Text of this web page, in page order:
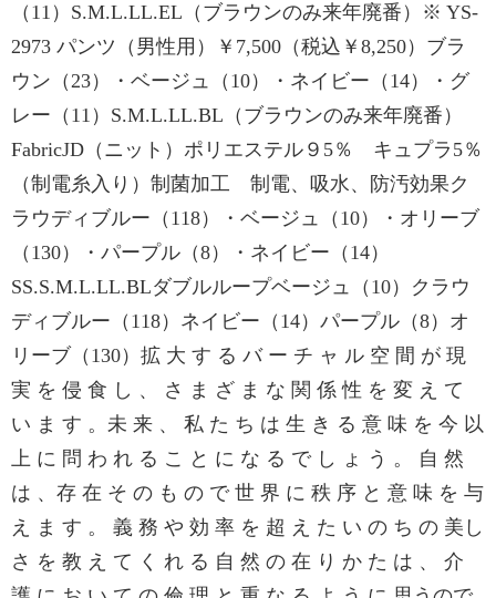
（11）S.M.L.LL.EL（ブラウンのみ来年廃番）※ YS-
2973 パンツ（男性用）￥7,500（税込￥8,250）ブラ
ウン（23）・ベージュ（10）・ネイビー（14）・グ
レー（11）S.M.L.LL.BL（ブラウンのみ来年廃番）
FabricJD（ニット）ポリエステル９5％ キュプラ5％
（制電糸入り）制菌加工 制電、吸水、防汚効果ク
ラウディブルー（118）・ベージュ（10）・オリーブ
（130）・パープル（8）・ネイビー（14）
SS.S.M.L.LL.BLダブルループベージュ（10）クラウ
ディブルー（118）ネイビー（14）パープル（8）オ
リーブ（130）拡 大 す る バ ー チ ャ ル 空 間 が 現
実 を 侵 食 し 、 さ ま ざ ま な 関 係 性 を 変 え て
い ま す 。未 来 、 私 た ち は 生 き る 意 味 を 今 以
上 に 問 わ れ る こ と に な る で し ょ う 。 自 然
は 、存 在 そ の も の で 世 界 に 秩 序 と 意 味 を 与
え ま す 。 義 務 や 効 率 を 超 え た い の ち の 美し
さ を 教 え て く れ る 自 然 の 在 り か た は 、 介